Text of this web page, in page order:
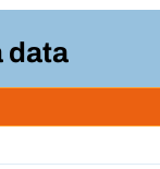
data